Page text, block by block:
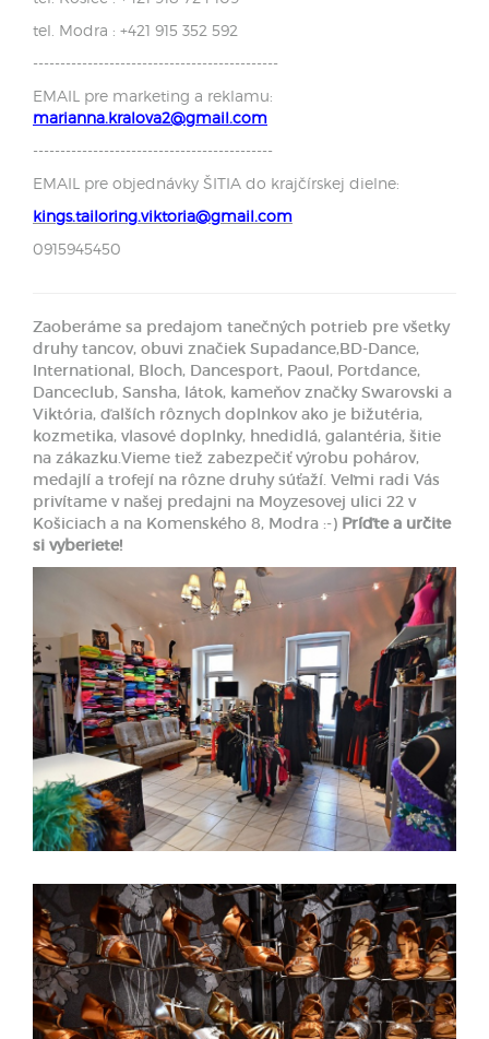
tel. Modra : +421 915 352 592
---------------------------------------------
EMAIL pre marketing a reklamu:
marianna.kralova2@gmail.com
--------------------------------------------
EMAIL pre objednávky ŠITIA do krajčírskej dielne:
kings.tailoring.viktoria@gmail.com
0915945450
Zaoberáme sa predajom tanečných potrieb pre všetky
druhy tancov, obuvi značiek Supadance,BD-Dance,
International, Bloch, Dancesport, Paoul, Portdance,
Danceclub, Sansha, látok, kameňov značky Swarovski a
Viktória, ďalších rôznych doplnkov ako je bižutéria,
kozmetika, vlasové doplnky, hnedidlá, galantéria, šitie
na zákazku.Vieme tiež zabezpečiť výrobu pohárov,
medajlí a trofejí na rôzne druhy súťaží. Veľmi radi Vás
privítame v našej predajni na Moyzesovej ulici 22 v
Košiciach a na Komenského 8, Modra :-) Príďte a určite
si vyberiete!